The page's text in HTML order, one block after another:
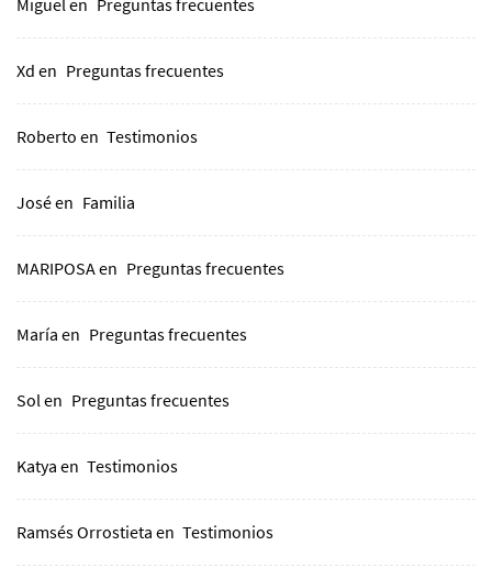
Xd en Preguntas frecuentes
Roberto en Testimonios
Joséen Familia
MARIPOSAen Preguntas frecuentes
María en Preguntas frecuentes
Sol en Preguntas frecuentes
Katya en Testimonios
Ramsés Orrostieta en Testimonios